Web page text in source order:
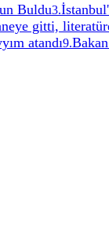
Buldu3.
gitti,
atandı9.